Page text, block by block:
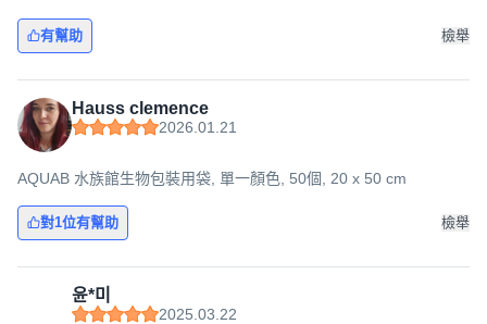
有幫助 檢舉
Hauss clemence
2026.01.21
AQUAB 水族館生物包裝用袋, 單一顏色, 50個, 20 x 50 cm
對1位有幫助 檢舉
윤*미
2025.03.22